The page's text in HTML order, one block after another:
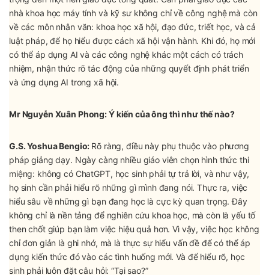
nhà khoa học máy tính và kỹ sư không chỉ về công nghệ mà còn
về các môn nhân văn: khoa học xã hội, đạo đức, triết học, và cả
luật pháp, để họ hiểu được cách xã hội vận hành. Khi đó, họ mới
có thể áp dụng AI và các công nghệ khác một cách có trách
nhiệm, nhận thức rõ tác động của những quyết định phát triển
và ứng dụng AI trong xã hội.
Mr Nguyễn Xuân Phong: Ý kiến của ông thì như thế nào?
G.S. Yoshua Bengio: Rõ ràng, điều này phụ thuộc vào phương
pháp giảng dạy. Ngày càng nhiều giáo viên chọn hình thức thi
miệng: không có ChatGPT, học sinh phải tự trả lời, và như vậy,
họ sinh cần phải hiểu rõ những gì mình đang nói. Thực ra, việc
hiểu sâu về những gì bạn đang học là cực kỳ quan trọng. Đây
không chỉ là nền tảng để nghiên cứu khoa học, mà còn là yếu tố
then chốt giúp bạn làm việc hiệu quả hơn. Vì vậy, việc học không
chỉ đơn giản là ghi nhớ, mà là thực sự hiểu vấn đề để có thể áp
dụng kiến thức đó vào các tình huống mới. Và để hiểu rõ, học
sinh phải luôn đặt câu hỏi: “Tại sao?”